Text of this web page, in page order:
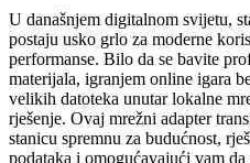
U današnjem digitalnom svijetu,
postaju usko grlo za moderne
performanse. Bilo da se bavite
materijala, igranjem online igara
velikih datoteka unutar lokalne
rješenje. Ovaj mrežni adapter
stanicu spremnu za budućnost,
podataka i omogućavajući vam